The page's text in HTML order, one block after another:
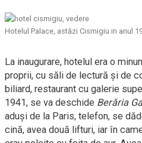
Hotelul Palace, astăzi Cismigiu in anul
La inaugurare, hotelul era o
proprii, cu săli de lectură și de
biliard, restaurant cu galerie
1941, se va deschide Berăria
aduși de la Paris, telefon, se
cină, avea două lifturi, iar în